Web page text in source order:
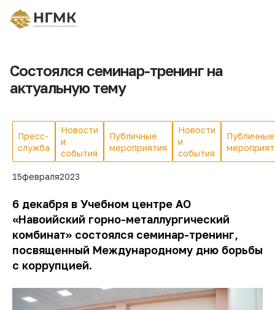
Состоялся семинар-тренинг на
актуальную тему
Пресс-
служба
Новости
и
события
Публичные
мероприятия
Новости
и
события
Публичные
15февраля2023
6 декабря в Учебном центре АО
«Навоийский горно-металлургический
комбинат» состоялся семинар-тренинг,
посвященный Международному дню борьбы
с коррупцией.